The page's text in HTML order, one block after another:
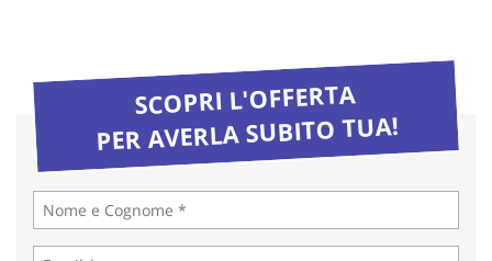
SCOPRI L'OFFERTA
PER AVERLA SUBITO TUA!
qualsiasi
momento.